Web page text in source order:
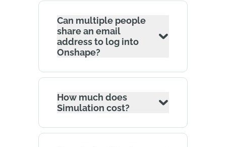
Can multiple people
share an email
address to log into
Onshape?
How much does
Simulation cost?